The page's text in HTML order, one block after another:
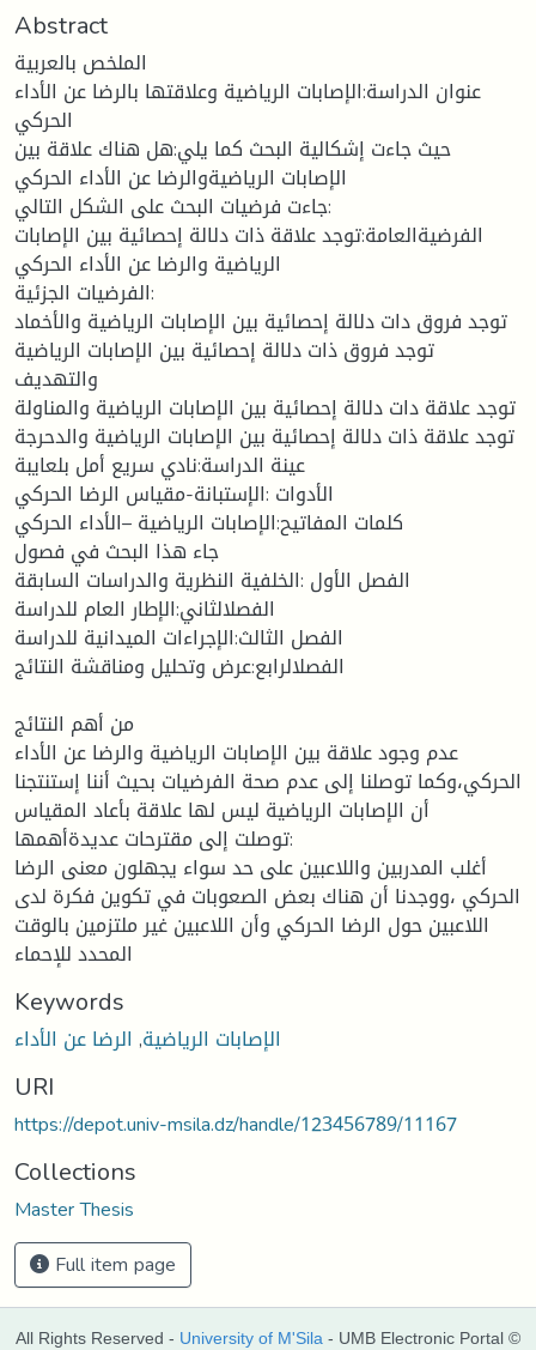
Abstract
الملخص بالعربية
عنوان الدراسة:الإصابات الرياضية وعلاقتها بالرضا عن الأداء
الحركي
حيث جاءت إشكالية البحث كما يلي:هل هناك علاقة بين
الإصابات الرياضيةوالرضا عن الأداء الحركي
جاءت فرضيات البحث على الشكل التالي:
الفرضيةالعامة:توجد علاقة ذات دلالة إحصائية بين الإصابات
الرياضية والرضا عن الأداء الحركي
الفرضيات الجزئية:
توجد فروق دات دلالة إحصائية بين الإصابات الرياضية والأخماد
توجد فروق ذات دلالة إحصائية بين الإصابات الرياضية
والتهديف
توجد علاقة دات دلالة إحصائية بين الإصابات الرياضية والمناولة
توجد علاقة ذات دلالة إحصائية بين الإصابات الرياضية والدحرجة
عينة الدراسة:نادي سريع أمل بلعايبة
الأدوات :الإستبانة-مقياس الرضا الحركي
كلمات المفاتيح:الإصابات الرياضية –الأداء الحركي
جاء هذا البحث في فصول
الفصل الأول :الخلفية النظرية والدراسات السابقة
الفصلالثاني:الإطار العام للدراسة
الفصل الثالث:الإجراءات الميدانية للدراسة
الفصلالرابع:عرض وتحليل ومناقشة النتائج
من أهم النتائج
عدم وجود علاقة بين الإصابات الرياضية والرضا عن الأداء
الحركي،وكما توصلنا إلى عدم صحة الفرضيات بحيث أننا إستنتجنا
أن الإصابات الرياضية ليس لها علاقة بأعاد المقياس
توصلت إلى مقترحات عديدةأهمها:
أغلب المدربين واللاعبين على حد سواء يجهلون معنى الرضا
الحركي ،ووجدنا أن هناك بعض الصعوبات في تكوين فكرة لدى
اللاعبين حول الرضا الحركي وأن اللاعبين غير ملتزمين بالوقت
المحدد للإحماء
Keywords
الإصابات الرياضية, الرضا عن الأداء
URI
https://depot.univ-msila.dz/handle/123456789/11167
Collections
Master Thesis
Full item page
All Rights Reserved - University of M'Sila - UMB Electronic Portal ©